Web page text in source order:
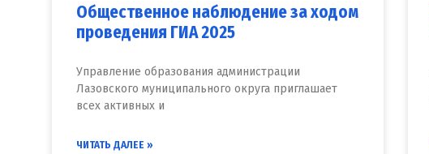
Общественное наблюдение за ходом
проведения ГИА 2025
Управление образования администрации
Лазовского муниципального округа приглашает
всех активных и
ЧИТАТЬ ДАЛЕЕ »